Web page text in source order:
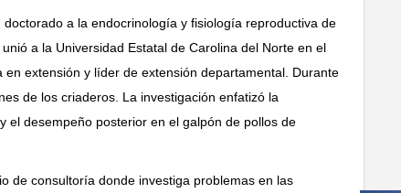
a la endocrinología y fisiología reproductiva de
a la Universidad Estatal de Carolina del Norte en el
extensión y líder de extensión departamental. Durante
de los criaderos. La investigación enfatizó la
el desempeño posterior en el galpón de pollos de
de consultoría donde investiga problemas en las